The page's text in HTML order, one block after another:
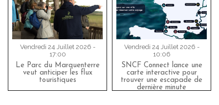
Vendredi 24 Juillet 2026 -
17:00
Le Parc du Marquenterre
veut anticiper les flux
touristiques
Vendredi 24 Juillet 2026 -
10:06
SNCF Connect lance une
carte interactive pour
trouver une escapade de
dernière minute